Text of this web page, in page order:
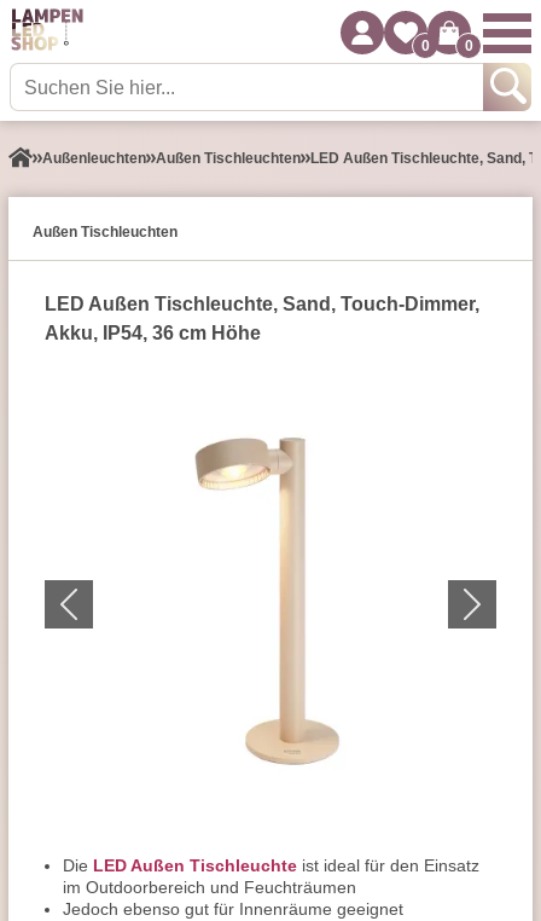
0 0
Außen­leuchten Außen Tischleuchten LED Außen Tischleuchte, Sand,
Außen Tischleuchten
LED Außen Tischleuchte, Sand, Touch-Dimmer,
Akku, IP54, 36 cm Höhe
Die LED Außen Tischleuchte ist ideal für den Einsatz
im Outdoorbereich und Feuchträumen
Jedoch ebenso gut für Innenräume geeignet